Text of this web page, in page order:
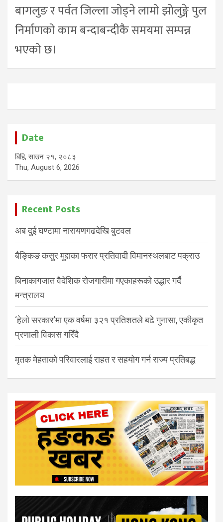
बागलुङ र पर्वत जिल्ला जोड्ने लामो झोलुङ्गे पुल
निर्माणको काम बन्दाबन्दीकै समयमा सम्पन्न
भएको छ।
Date
बिहि, साउन २१, २०८३
Thu, August 6, 2026
Recent Posts
अब दुई घण्टामा नारायणगढदेखि बुटवल
बैङ्किङ कसुर मुद्दाका फरार प्रतिवादी विमानस्थलबाट पक्राउ
बिनाकागजात वैदेशिक रोजगारीमा गएकाहरूको उद्धार गर्दै
मन्त्रालय
‘हेलो सरकार’मा एक वर्षमा ३२१ प्रतिशतले बढे गुनासा, एकीकृत
प्रणाली विकास गरिँदै
मृतक मेहताको परिवारलाई राहत र सहयोग गर्न राज्य प्रतिबद्ध